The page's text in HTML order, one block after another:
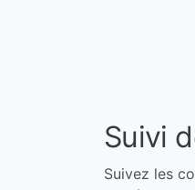
Suivi
Suivez les